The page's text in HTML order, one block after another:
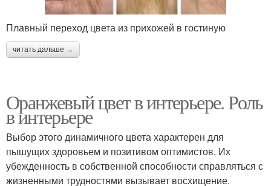
Плавный переход цвета из прихожей в гостиную
читать дальше →
Оранжевый цвет в интерьере. Роль
в интерьере
Выбор этого динамичного цвета характерен для
пышущих здоровьем и позитивом оптимистов. Их
убежденность в собственной способности справляться с
жизненными трудностями вызывает восхищение.